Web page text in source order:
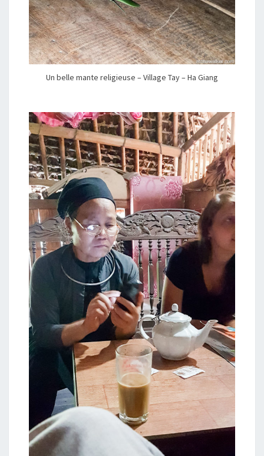
Un belle mante religieuse – Village Tay – Ha Giang